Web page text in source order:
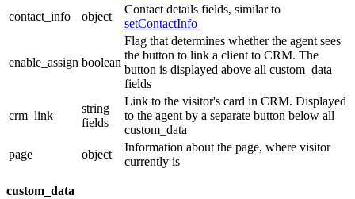
contact_info
object
Contact details fields, similar to
setContactInfo
enable_assign boolean
Flag that determines whether the agent sees
the button to link a client to CRM. The
button is displayed above all custom_data
fields
crm_link
string
fields
Link to the visitor's card in CRM. Displayed
to the agent by a separate button below all
custom_data
page
object
Information about the page, where visitor
currently is
custom_data